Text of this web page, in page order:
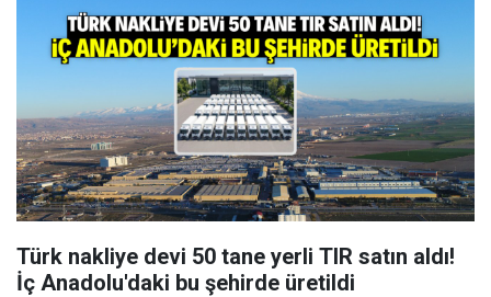
Türk nakliye devi 50 tane yerli TIR satın aldı!
İç Anadolu'daki bu şehirde üretildi